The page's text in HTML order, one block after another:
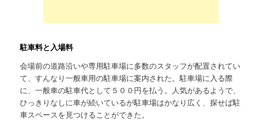
駐車料と入場料
会場前の道路沿いや専用駐車場に多数のスタッフが配置されてい
て、すんなり一般車用の駐車場に案内された。駐車場に入る際
に、一般車の駐車代として５００円を払う。人気があるようで、
ひっきりなしに車が続いているが駐車場はかなり広く、探せば駐
車スペースを見つけることができた。